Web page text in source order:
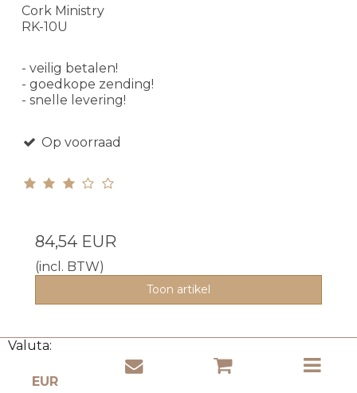
Valuta:
Cork Ministry
RK-10U
- veilig betalen!
- goedkope zending!
- snelle levering!
Op voorraad
84,54 EUR
(incl. BTW)
Toon artikel